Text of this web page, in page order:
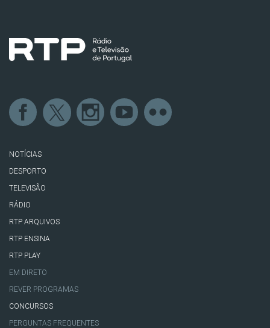
NOTÍCIAS
DESPORTO
TELEVISÃO
RÁDIO
RTP ARQUIVOS
RTP ENSINA
RTP PLAY
EM DIRETO
REVER PROGRAMAS
CONCURSOS
PERGUNTAS FREQUENTES